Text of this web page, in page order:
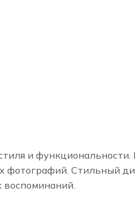
и
фотографий. Стильный